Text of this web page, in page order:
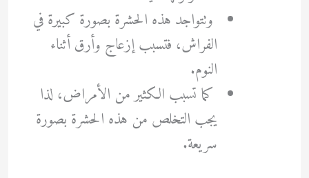
وتتواجد هذه الحشرة بصورة كبيرة في
الفراش، فتسبب إزعاج وأرق أثناء
النوم.
كما تسبب الكثير من الأمراض، لذا
يجب التخلص من هذه الحشرة بصورة
سريعة.